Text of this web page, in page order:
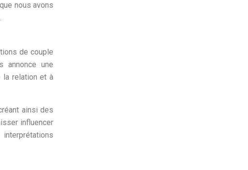
nous avons
de couple
annonce une
la relation et à
ainsi des
influencer